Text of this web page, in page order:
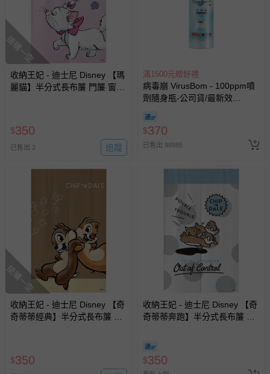
搶購一空
收納王妃 - 迪士尼 Disney 【瑪
麗貓】半分式長布簾 門簾 窗簾
$350
已售出 2 追蹤
滿1500元贈好禮
病毒崩 VirusBom - 100ppm噴
劑隨身瓶-公司貨/最新效
$370
已售出 98985
搶購一空
收納王妃 - 迪士尼 Disney 【奇
奇蒂蒂經典】半分式長布簾 門
$350
收納王妃 - 迪士尼 Disney 【奇
奇蒂蒂奔跑】半分式長布簾 門
$350